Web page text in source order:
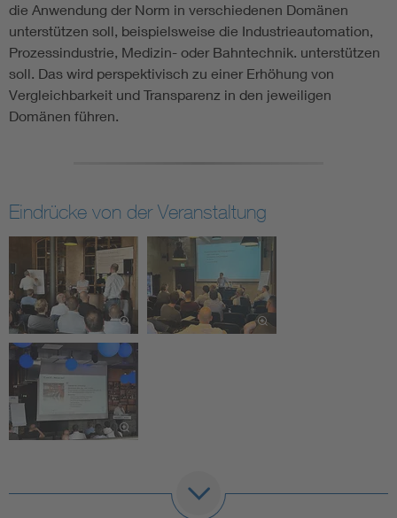
die Anwendung der Norm in verschiedenen Domänen
unterstützen soll, beispielsweise die Industrieautomation,
Prozessindustrie, Medizin- oder Bahntechnik. unterstützen
soll. Das wird perspektivisch zu einer Erhöhung von
Vergleichbarkeit und Transparenz in den jeweiligen
Domänen führen.
Eindrücke von der Veranstaltung